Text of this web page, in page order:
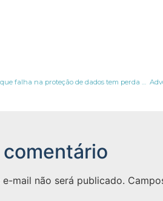
mail não será publicado.